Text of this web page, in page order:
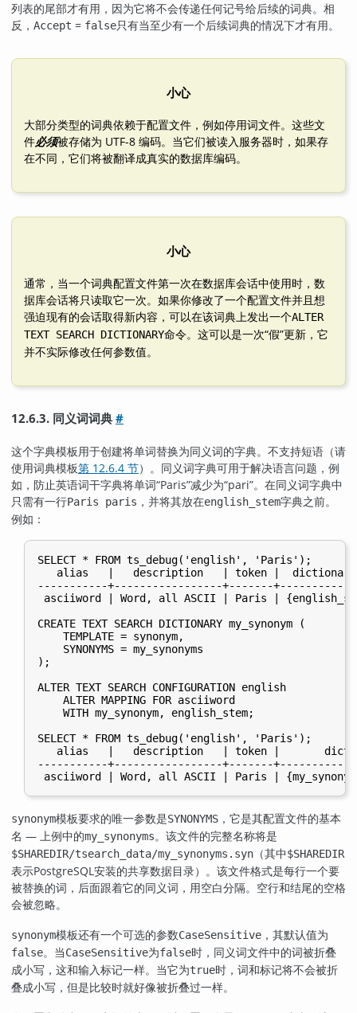
列表的尾部才有用，因为它将不会传递任何记号给后续的词典。相
反， Accept = false只有当至少有一个后续词典的情况下才有用。
小心
大部分类型的词典依赖于配置文件，例如停用词文件。这些文
件必须被存储为 UTF-8 编码。当它们被读入服务器时，如果存
在不同，它们将被翻译成真实的数据库编码。
小心
通常，当一个词典配置文件第一次在数据库会话中使用时，数
据库会话将只读取它一次。如果你修改了一个配置文件并且想
强迫现有的会话取得新内容，可以在该词典上发出一个ALTER
TEXT SEARCH DICTIONARY命令。这可以是一次“假”更新，它
并不实际修改任何参数值。
12.6.3. 同义词词典#
这个字典模板用于创建将单词替换为同义词的字典。不支持短语（请
使用词典模板第 12.6.4 节）。同义词字典可用于解决语言问题，例
如，防止英语词干字典将单词“Paris”减少为“pari”。在同义词字典中
只需有一行Paris paris ，并将其放在english_stem字典之前。
例如：
SELECT * FROM ts_debug('english', 'Paris');
alias   |   description   | token |
-----------+-----------------+-------
asciiword | Word, all ASCII | Paris |
CREATE TEXT SEARCH DICTIONARY my_synonym (
    TEMPLATE = synonym,
    SYNONYMS = my_synonyms
);
ALTER TEXT SEARCH CONFIGURATION english
    ALTER MAPPING FOR asciiword
    WITH my_synonym, english_stem;
SELECT * FROM ts_debug('english', 'Paris');
alias   |   description   | token |
-----------+-----------------+-------
synonym模板要求的唯一参数是SYNONYMS ，它是其配置文件的基本
名 — 上例中的my_synonyms。该文件的完整名称将是
$SHAREDIR/tsearch_data/my_synonyms.syn （其中$SHAREDIR
表示PostgreSQL安装的共享数据目录）。该文件格式是每行一个要
被替换的词，后面跟着它的同义词，用空白分隔。空行和结尾的空格
会被忽略。
synonym模板还有一个可选的参数CaseSensitive ，其默认值为
false。当CaseSensitive为false时，同义词文件中的词被折叠
成小写，这和输入标记一样。当它为true时，词和标记将不会被折
叠成小写，但是比较时就好像被折叠过一样。